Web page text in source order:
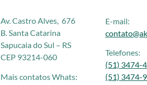
Av. Castro Alves, 676
B. Santa Catarina
Sapucaia do Sul – RS
CEP 93214-060
Mais contatos Whats:
E-mail:
Telefones:
(51) 3474-
(51) 3474-